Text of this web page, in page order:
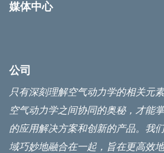
媒体中心
公司
只有深刻理解空气动力学的相关元
空气动力学之间协同的奥秘，才能
的应用解决方案和创新的产品。我
域巧妙地融合在一起，旨在更高效